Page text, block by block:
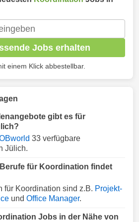
Jobs erhalten
einem Klick abbestellbar.
gibt es für
33 verfügbare
Jülich.
für Koordination findet
für Koordination sind z.B. Projekt-
und Office Manager.
Jobs in der Nähe von